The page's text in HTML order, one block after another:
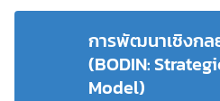
การพัฒนาเชิงกล
(BODIN:
Model)